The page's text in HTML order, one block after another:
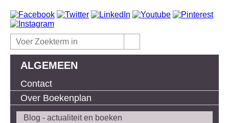
ALGEMEEN
Contact
Over Boekenplan
Blog - actualiteit en boeken